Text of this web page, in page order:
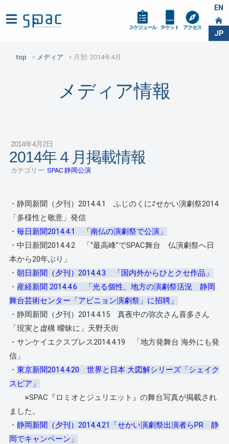
EN
JP
スケジュール チケット アクセス
top メディア 月別: 2014年4月
メディア情報
2014年4月2日
2014年４月掲載情報
カテゴリー: SPAC 静岡公演
・静岡新聞（夕刊）2014.4.1 ふじのくに⇄せかい演劇祭2014
「多様性と敬意」発信
・ 毎日新聞2014.4.1 「南仏の演劇祭で公演」
・中日新聞2014.4.2 「“最高峰”でSPAC舞台 仏演劇祭へ日
本から20年ぶり」
・ 朝日新聞（夕刊）2014.4.3 「国内外からひとクセ作品」
・ 産経新聞 2014.4.6 「光る個性、地方の演劇祭活況 静岡
舞台芸術センター「アビニョン演劇祭」に招聘」
・静岡新聞（夕刊）2014.4.15 真夜中の弥次さん喜多さん
「現実と虚構 曖昧に」天野天街
・サンケイエクスプレス2014.4.19 「地方発舞台 海外にも発
信」
・ 東京新聞2014.4.20 世界と日本 大図解シリーズ「シェイク
スピア」
※SPAC『ロミオとジュリエット』の舞台写真が掲載され
ました。
・ 静岡新聞（夕刊）2014.4.21「せかい演劇祭出演者らPR 静
岡でキャンペーン」